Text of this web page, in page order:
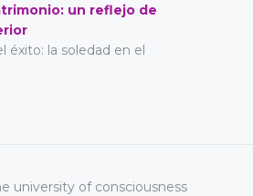
un reflejo de
éxito: la soledad en el
university of consciousness